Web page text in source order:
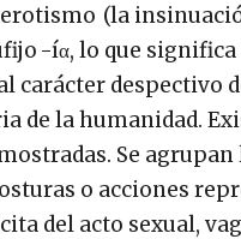
(la
-íα, lo que significa
despectivo
de la humanidad.
Se agrupan
o acciones
del acto sexual,